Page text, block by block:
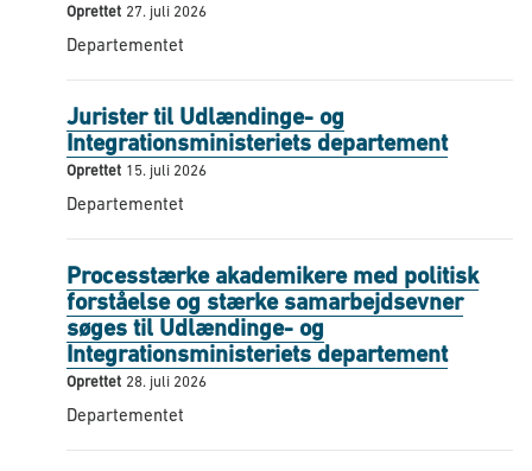
Oprettet 27. juli 2026
Departementet
Jurister til Udlændinge- og
Integrationsministeriets departement
Oprettet 15. juli 2026
Departementet
Processtærke akademikere med politisk
forståelse og stærke samarbejdsevner
søges til Udlændinge- og
Integrationsministeriets departement
Oprettet 28. juli 2026
Departementet